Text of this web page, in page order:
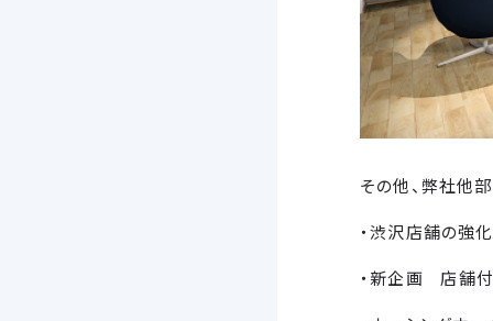
その他、弊社他
・渋沢店舗の強化
・新企画 店舗